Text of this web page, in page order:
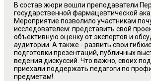
В состав жюри вошли преподаватели
государственной фармацевтической
Мероприятие позволило участникам
исследователем: представить свой
объективную оценку от экспертов и
аудитории. А также - развить свои
подготовки презентаций, публичных
ведения дискуссий. Что важно, своих
приехали поддержать педагоги по
предметам!